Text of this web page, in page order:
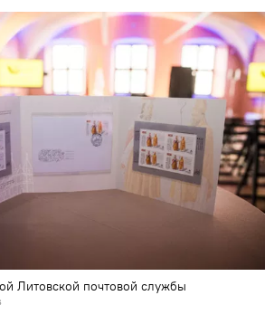
Литовской почтовой службы